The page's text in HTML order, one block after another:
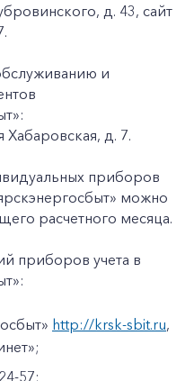
д. 43, сайт
и
Хабаровская, д. 7.
приборов
можно
расчетного месяца.
приборов учета в
http://krsk-sbit.ru,
57;